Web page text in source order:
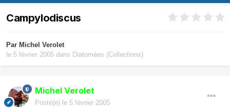
Campylodiscus
Par Michel Verolet
le 5 février 2005 dans Diatomées (Collections)
Michel Verolet
Posté(e) le 5 février 2005